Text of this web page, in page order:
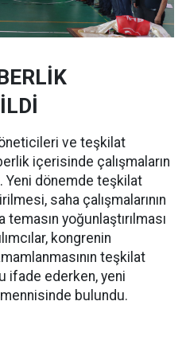
ve teşkilat
içerisinde çalışmaların
Yeni dönemde teşkilat
saha çalışmalarının
temasın yoğunlaştırılması
kongrenin
teşkilat
ifade ederken, yeni
bulundu.